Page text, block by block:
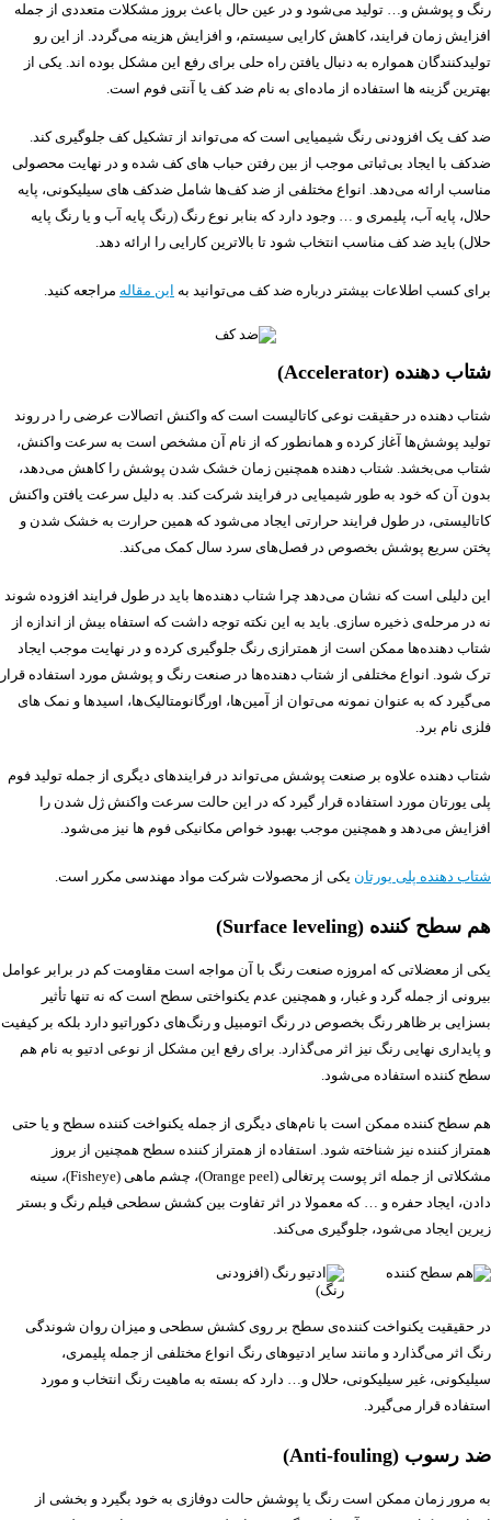
رنگ و پوشش و… تولید می‌شود و در عین حال باعث بروز مشکلات متعددی از جمله
افزایش زمان فرایند، کاهش کارایی سیستم، و افزایش هزینه می‌گردد. از این رو
تولیدکنندگان همواره به دنبال یافتن راه حلی برای رفع این مشکل بوده اند. یکی از
بهترین گزینه ها استفاده از ماده‌ای به نام ضد کف یا آنتی فوم است.
ضد کف یک افزودنی رنگ شیمیایی است که می‌تواند از تشکیل کف جلوگیری کند.
ضدکف با ایجاد بی‌ثباتی موجب از بین رفتن حباب های کف شده و در نهایت محصولی
مناسب ارائه می‌دهد. انواع مختلفی از ضد کف‌ها شامل ضدکف های سیلیکونی، پایه
حلال، پایه آب، پلیمری و … وجود دارد که بنابر نوع رنگ (رنگ پایه آب و یا رنگ پایه
حلال) باید ضد کف مناسب انتخاب شود تا بالاترین کارایی را ارائه دهد.
برای کسب اطلاعات بیشتر درباره ضد کف می‌توانید به این مقاله مراجعه کنید.
شتاب دهنده (Accelerator)
شتاب دهنده در حقیقت نوعی کاتالیست است که واکنش اتصالات عرضی را در روند
تولید پوشش‌ها آغاز کرده و همانطور که از نام آن مشخص است به سرعت واکنش،
شتاب می‌بخشد. شتاب دهنده همچنین زمان خشک شدن پوشش را کاهش می‌دهد،
بدون آن که خود به طور شیمیایی در فرایند شرکت کند. به دلیل سرعت یافتن واکنش
کاتالیستی، در طول فرایند حرارتی ایجاد می‌شود که همین حرارت به خشک شدن و
پختن سریع پوشش بخصوص در فصل‌های سرد سال کمک می‌کند.
این دلیلی است که نشان می‌دهد چرا شتاب دهنده‌ها باید در طول فرایند افزوده شوند
نه در مرحله‌ی ذخیره سازی. باید به این نکته توجه داشت که استفاه بیش از اندازه از
شتاب دهنده‌ها ممکن است از همترازی رنگ جلوگیری کرده و در نهایت موجب ایجاد
ترک شود. انواع مختلفی از شتاب دهنده‌ها در صنعت رنگ و پوشش مورد استفاده قرار
می‌گیرد که به عنوان نمونه می‌توان از آمین‌ها، اورگانومتالیک‌ها، اسیدها و نمک های
فلزی نام برد.
شتاب دهنده‌ علاوه بر صنعت پوشش می‌تواند در فرایندهای دیگری از جمله تولید فوم
پلی یورتان مورد استفاده قرار گیرد که در این حالت سرعت واکنش ژل شدن را
افزایش می‌دهد و همچنین موجب بهبود خواص مکانیکی فوم ها نیز می‌شود.
شتاب دهنده پلی یورتان یکی از محصولات شرکت مواد مهندسی مکرر است.
هم سطح کننده (Surface leveling)
یکی از معضلاتی که امروزه صنعت رنگ با آن مواجه است مقاومت کم در برابر عوامل
بیرونی از جمله گرد و غبار، و همچنین عدم یکنواختی سطح است که نه تنها تأثیر
بسزایی بر ظاهر رنگ بخصوص در رنگ اتومبیل و رنگ‌های دکوراتیو دارد بلکه بر کیفیت
و پایداری نهایی رنگ نیز اثر می‌گذارد. برای رفع این مشکل از نوعی ادتیو به نام هم
سطح کننده استفاده می‌شود.
هم سطح کننده ممکن است با نام‌های دیگری از جمله یکنواخت کننده سطح و یا حتی
همتراز کننده نیز شناخته شود. استفاده از همتراز کننده سطح همچنین از بروز
مشکلاتی از جمله اثر پوست پرتغالی (Orange peel)، چشم ماهی (Fisheye)، سینه
دادن، ایجاد حفره و … که معمولا در اثر تفاوت بین کشش سطحی فیلم رنگ و بستر
زیرین ایجاد می‌شود، جلوگیری می‌کند.
در حقیقیت یکنواخت کننده‌ی سطح بر روی کشش سطحی و میزان روان شوندگی
رنگ اثر می‌گذارد و مانند سایر ادتیوهای رنگ انواع مختلفی از جمله پلیمری،
سیلیکونی، غیر سیلیکونی، حلال و… دارد که بسته به ماهیت رنگ انتخاب و مورد
استفاده قرار می‌گیرد.
ضد رسوب (Anti-fouling)
به مرور زمان ممکن است رنگ یا پوشش حالت دوفازی به خود بگیرد و بخشی از